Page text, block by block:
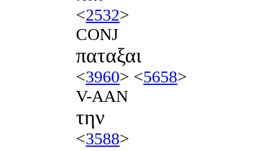
<2532>
CONJ
παταξαι
<3960> <5658>
V-AAN
την
<3588>